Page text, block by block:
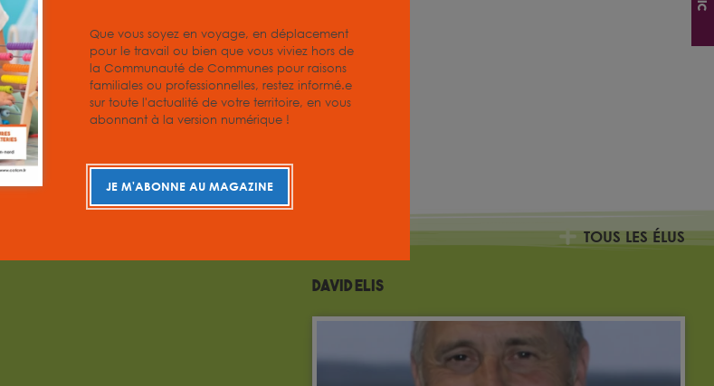
TOUS LES ÉLUS
David Elis
Que vous soyez en voyage, en déplacement
pour le travail ou bien que vous viviez hors de
la Communauté de Communes pour raisons
familiales ou professionnelles, restez informé.e
sur toute l'actualité de votre territoire, en vous
abonnant à la version numérique !
JE M'ABONNE AU MAGAZINE